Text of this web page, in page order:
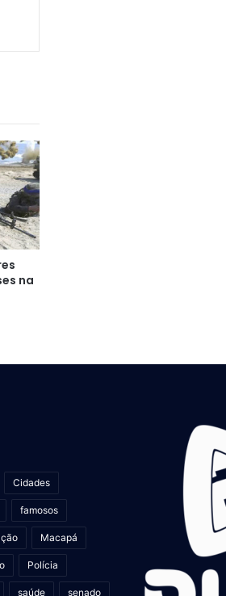
na
Cidades
famosos
Macapá
Polícia
saúde senado